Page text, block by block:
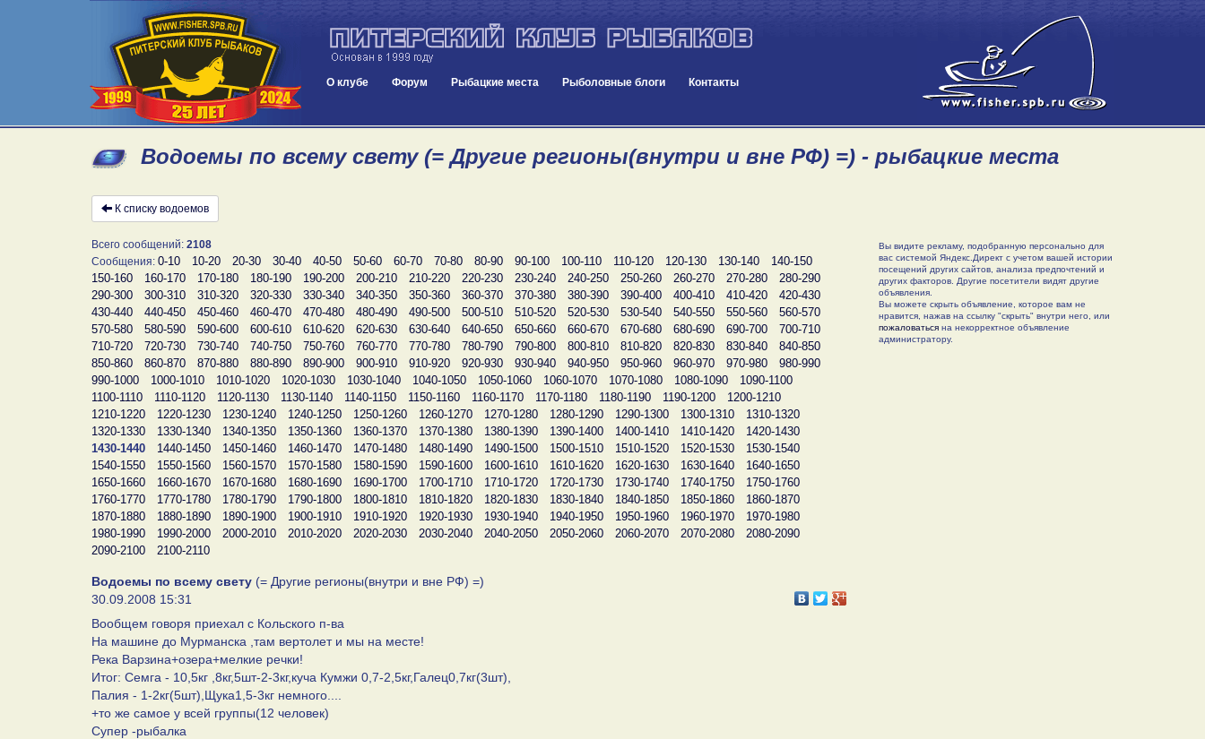
О клубе Форум Рыбацкие места Рыболовные блоги Контакты
Водоемы по всему свету (= Другие регионы(внутри и вне РФ) =) - рыбацкие места
К списку водоемов
Всего сообщений: 2108
Сообщения: 0-10 10-20 20-30 30-40 40-50 50-60 60-70 70-80 80-90 90-100 100-110 110-120 120-130 130-140
140-150
150-160
160-170 170-180 180-190 190-200 200-210 210-220 220-230 230-240 240-250 250-260 260-270 270-280
280-290
290-300
300-310 310-320 320-330 330-340 340-350 350-360 360-370 370-380 380-390 390-400 400-410 410-420
420-430
430-440
440-450 450-460 460-470 470-480 480-490 490-500 500-510 510-520 520-530 530-540 540-550 550-560
560-570
570-580
580-590 590-600 600-610 610-620 620-630 630-640 640-650 650-660 660-670 670-680 680-690 690-700
700-710
710-720
720-730 730-740 740-750 750-760 760-770 770-780 780-790 790-800 800-810 810-820 820-830 830-840
840-850
850-860
860-870 870-880 880-890 890-900 900-910 910-920 920-930 930-940 940-950 950-960 960-970 970-980
980-990
990-1000
1000-1010 1010-1020 1020-1030 1030-1040 1040-1050 1050-1060 1060-1070 1070-1080 1080-1090
1090-1100
1100-1110
1110-1120 1120-1130 1130-1140 1140-1150 1150-1160 1160-1170 1170-1180 1180-1190 1190-1200
1200-1210
1210-1220
1220-1230 1230-1240 1240-1250 1250-1260 1260-1270 1270-1280 1280-1290 1290-1300 1300-1310
1310-1320
1320-1330
1330-1340 1340-1350 1350-1360 1360-1370 1370-1380 1380-1390 1390-1400 1400-1410 1410-1420
1420-1430
1430-1440
1440-1450 1450-1460 1460-1470 1470-1480 1480-1490 1490-1500 1500-1510 1510-1520 1520-1530
1530-1540
1540-1550
1550-1560 1560-1570 1570-1580 1580-1590 1590-1600 1600-1610 1610-1620 1620-1630 1630-1640
1640-1650
1650-1660
1660-1670 1670-1680 1680-1690 1690-1700 1700-1710 1710-1720 1720-1730 1730-1740 1740-1750
1750-1760
1760-1770
1770-1780 1780-1790 1790-1800 1800-1810 1810-1820 1820-1830 1830-1840 1840-1850 1850-1860
1860-1870
1870-1880
1880-1890 1890-1900 1900-1910 1910-1920 1920-1930 1930-1940 1940-1950 1950-1960 1960-1970
1970-1980
1980-1990
1990-2000 2000-2010 2010-2020 2020-2030 2030-2040 2040-2050 2050-2060 2060-2070 2070-2080
2080-2090
2090-2100
2100-2110
Водоемы по всему свету (= Другие регионы(внутри и вне РФ) =)
30.09.2008 15:31
Вообщем говоря приехал с Кольского п-ва
На машине до Мурманска ,там вертолет и мы на месте!
Река Варзина+озера+мелкие речки!
Итог: Семга - 10,5кг ,8кг,5шт-2-3кг,куча Кумжи 0,7-2,5кг,Галец0,7кг(3шт),
Палия - 1-2кг(5шт),Щука1,5-3кг немного....
+то же самое у всей группы(12 человек)
Супер -рыбалка
Вы видите рекламу, подобранную персонально для
вас системой Яндекс.Директ с учетом вашей истории
посещений других сайтов, анализа предпочтений и
других факторов. Другие посетители видят другие
объявления.
Вы можете скрыть объявление, которое вам не
нравится, нажав на ссылку "скрыть" внутри него, или
пожаловатьсяна некорректное объявление
администратору.